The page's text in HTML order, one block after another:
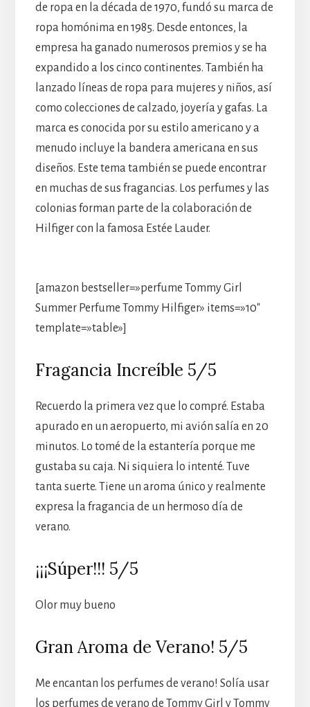
de ropa en la década de 1970, fundó su marca de
ropa homónima en 1985. Desde entonces, la
empresa ha ganado numerosos premios y se ha
expandido a los cinco continentes. También ha
lanzado líneas de ropa para mujeres y niños, así
como colecciones de calzado, joyería y gafas. La
marca es conocida por su estilo americano y a
menudo incluye la bandera americana en sus
diseños. Este tema también se puede encontrar
en muchas de sus fragancias. Los perfumes y las
colonias forman parte de la colaboración de
Hilfiger con la famosa Estée Lauder.
[amazon bestseller=»perfume Tommy Girl
Summer Perfume Tommy Hilfiger» items=»10″
template=»table»]
Fragancia Increíble 5/5
Recuerdo la primera vez que lo compré. Estaba
apurado en un aeropuerto, mi avión salía en 20
minutos. Lo tomé de la estantería porque me
gustaba su caja. Ni siquiera lo intenté. Tuve
tanta suerte. Tiene un aroma único y realmente
expresa la fragancia de un hermoso día de
verano.
¡¡¡Súper!!! 5/5
Olor muy bueno
Gran Aroma de Verano! 5/5
Me encantan los perfumes de verano! Solía usar
los perfumes de verano de Tommy Girl y Tommy